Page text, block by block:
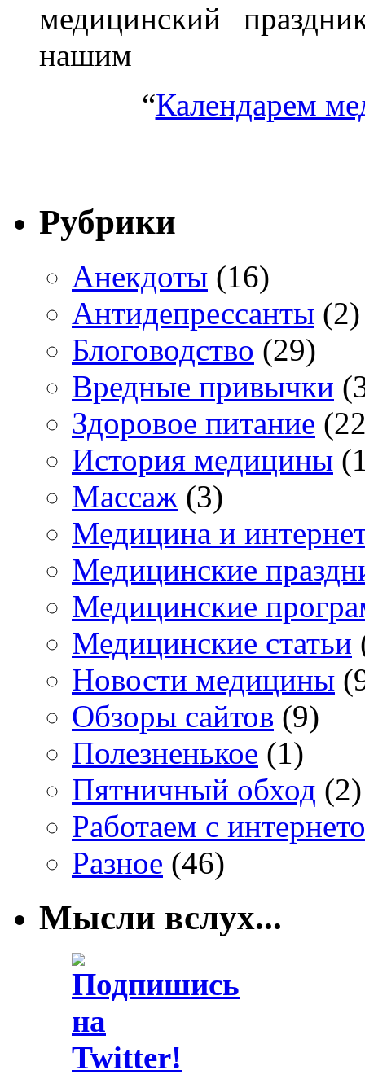
медицинский
нашим
“Календарем
Рубрики
Анекдоты (16)
Антидепрессанты (2)
Блоговодство (29)
Вредные привычки
Здоровое питание
История медицины
Массаж (3)
Медицина и
Медицинские
Медицинские
Медицинские статьи
Новости медицины
Обзоры сайтов (9)
Полезненькое (1)
Пятничный обход (2)
Работаем с
Разное (46)
Мысли вслух...